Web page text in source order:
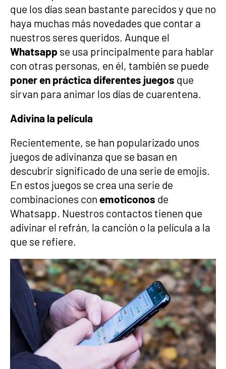
que los días sean bastante parecidos y que no
haya muchas más novedades que contar a
nuestros seres queridos. Aunque el
Whatsapp se usa principalmente para hablar
con otras personas, en él, también se puede
poner en práctica diferentes juegos que
sirvan para animar los días de cuarentena.
Adivina la película
Recientemente, se han popularizado unos
juegos de adivinanza que se basan en
descubrir significado de una serie de emojis.
En estos juegos se crea una serie de
combinaciones con emoticonos de
Whatsapp. Nuestros contactos tienen que
adivinar el refrán, la canción o la película a la
que se refiere.